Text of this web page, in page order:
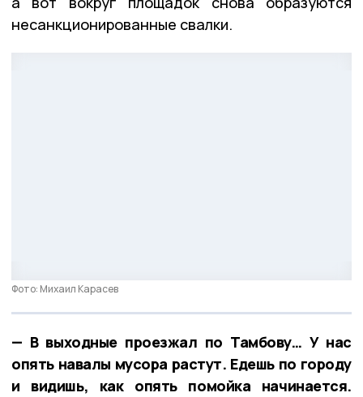
несанкционированные свалки.
Фото: Михаил Карасев
— В выходные проезжал по Тамбову… У нас
опять навалы мусора растут. Едешь по городу
и видишь, как опять помойка начинается.